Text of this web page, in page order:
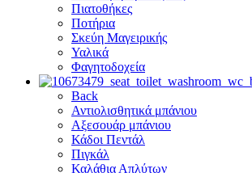
Πιατοθήκες
Ποτήρια
Σκεύη Μαγειρικής
Υαλικά
Φαγητοδοχεία
Back
Αντιολισθητικά μπάνιου
Αξεσουάρ μπάνιου
Κάδοι Πεντάλ
Πιγκάλ
Καλάθια Απλύτων